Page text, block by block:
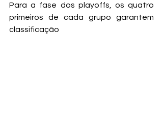
Para a fase dos playoffs, os quatro
primeiros de cada grupo garantem
classificação